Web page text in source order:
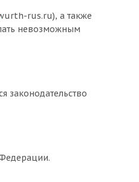
rus.ru), а также
невозможным
законодательство